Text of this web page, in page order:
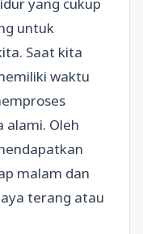
untuk
Saat kita
waktu
alami. Oleh
malam dan
terang atau